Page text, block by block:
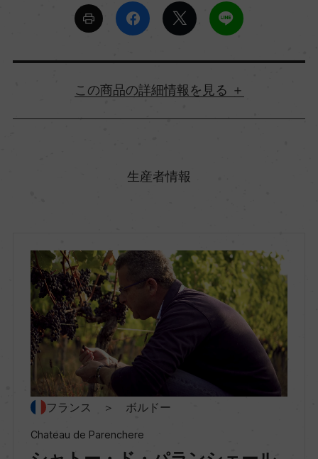
詳細情報
地区名
村名
種類
スティルワイン
生産者情報
フランス ＞ ボルドー
Chateau de Parenchere